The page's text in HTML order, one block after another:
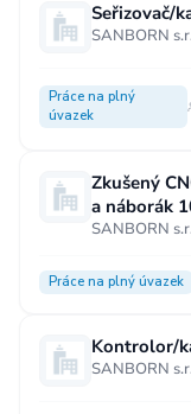
Seřizovač/
SANBORN
Práce na plný
úvazek
Zkušený
a náborák
SANBORN
Práce na plný úvazek
Kontrolor/
SANBORN